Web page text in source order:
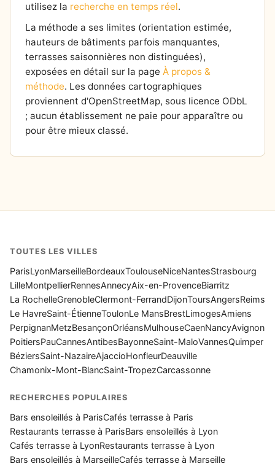
utilisez la recherche en temps réel.
La méthode a ses limites (orientation estimée,
hauteurs de bâtiments parfois manquantes,
terrasses saisonnières non distinguées),
exposées en détail sur la page À propos &
méthode. Les données cartographiques
proviennent d'OpenStreetMap, sous licence ODbL
; aucun établissement ne paie pour apparaître ou
pour être mieux classé.
TOUTES LES VILLES
ParisLyonMarseilleBordeauxToulouseNiceNantesStrasbourg
LilleMontpellierRennesAnnecyAix-en-ProvenceBiarritz
La RochelleGrenobleClermont-FerrandDijonToursAngersReims
Le HavreSaint-ÉtienneToulonLe MansBrestLimogesAmiens
PerpignanMetzBesançonOrléansMulhouseCaenNancyAvignon
PoitiersPauCannesAntibesBayonneSaint-MaloVannesQuimper
BéziersSaint-NazaireAjaccioHonfleurDeauville
Chamonix-Mont-BlancSaint-TropezCarcassonne
RECHERCHES POPULAIRES
Bars ensoleillés à ParisCafés terrasse à Paris
Restaurants terrasse à ParisBars ensoleillés à Lyon
Cafés terrasse à LyonRestaurants terrasse à Lyon
Bars ensoleillés à MarseilleCafés terrasse à Marseille